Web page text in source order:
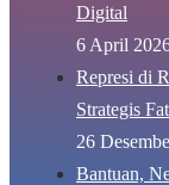
Digital
6 April
Represi di
Strategis
26
Bantuan,